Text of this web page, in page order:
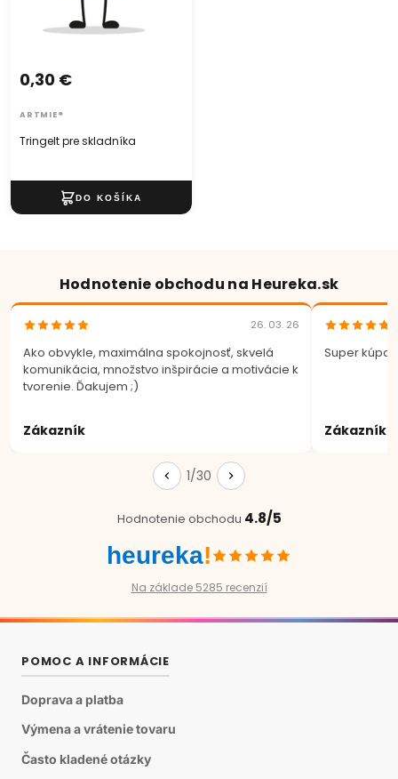
Tringelt pre skladníka
0,30 €
ARTMIE®
Hodnotenie obchodu na Heureka.sk
26. 03. 26
Ako obvykle, maximálna spokojnosť, skvelá
komunikácia, množstvo inšpirácie a motivácie k
tvorenie. Ďakujem ;)
Zákazník
Super
Zákazník
1/30
Hodnotenie obchodu 4.8/5
heureka!
Na základe 5285 recenzií
POMOC A INFORMÁCIE
Doprava a platba
Výmena a vrátenie tovaru
Často kladené otázky